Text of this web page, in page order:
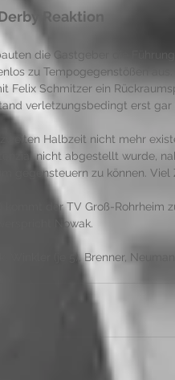
Reaktion
die Gastgeber die
zu Tempogegenstößen
Felix Schmitzer ein
verletzungsbedingt erst gar
zweiten Halbzeit nicht mehr
nicht abgestellt wurde,
gegensteuern zu können.
kommt der TV Groß-
Nowak.
Winkler (je 5), Brenner,